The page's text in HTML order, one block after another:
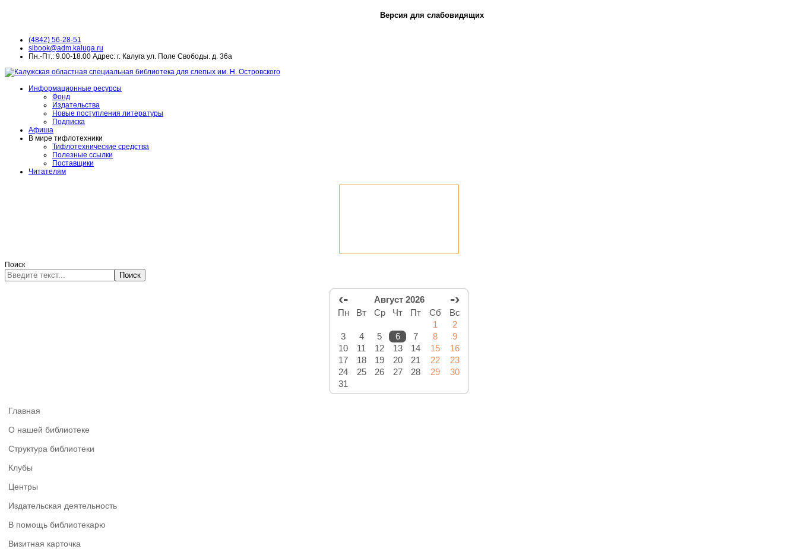
Версия для слабовидящих
(4842) 56-28-51
slbook@adm.kaluga.ru
Пн.-Пт.: 9.00-18.00 Адрес: г. Калуга ул. Поле Свободы. д. 36а
Информационные ресурсы
Фонд
Издательства
Новые поступления литературы
Подписка
Афиша
В мире тифлотехники
Тифлотехнические средства
Полезные ссылки
Поставщики
Читателям
Поиск
Поиск
‹- Август 2026 -›
Пн Вт Ср Чт Пт Сб
Вс
1
2
3
4 5 6 7 8
9
10
11 12 13 14 15
16
17
18 19 20 21 22
23
24
25 26 27 28 29
30
31
Главная
О нашей библиотеке
Структура библиотеки
Клубы
Центры
Издательская деятельность
В помощь библиотекарю
Визитная карточка